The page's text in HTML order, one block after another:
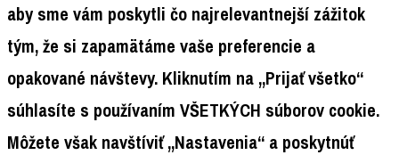
aby sme vám poskytli čo najrelevantnejší zážitok
tým, že si zapamätáme vaše preferencie a
opakované návštevy. Kliknutím na „Prijať všetko“
súhlasíte s používaním VŠETKÝCH súborov cookie.
Môžete však navštíviť „Nastavenia“ a poskytnúť